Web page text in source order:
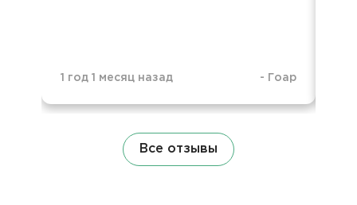
1 год 1 месяц назад - Гоар
Все отзывы